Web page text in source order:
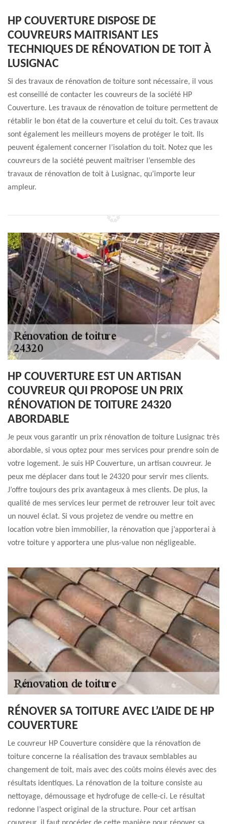
HP COUVERTURE DISPOSE DE
COUVREURS MAITRISANT LES
TECHNIQUES DE RÉNOVATION DE TOIT À
LUSIGNAC
Si des travaux de rénovation de toiture sont nécessaire, il vous
est conseillé de contacter les couvreurs de la société HP
Couverture. Les travaux de rénovation de toiture permettent de
rétablir le bon état de la couverture et celui du toit. Ces travaux
sont également les meilleurs moyens de protéger le toit. Ils
peuvent également concerner l’isolation du toit. Notez que les
couvreurs de la société peuvent maîtriser l’ensemble des
travaux de rénovation de toit à Lusignac, qu’importe leur
ampleur.
HP COUVERTURE EST UN ARTISAN
COUVREUR QUI PROPOSE UN PRIX
RÉNOVATION DE TOITURE 24320
ABORDABLE
Je peux vous garantir un prix rénovation de toiture Lusignac très
abordable, si vous optez pour mes services pour prendre soin de
votre logement. Je suis HP Couverture, un artisan couvreur. Je
peux me déplacer dans tout le 24320 pour servir mes clients.
J’offre toujours des prix avantageux à mes clients. De plus, la
qualité de mes services leur permet de retrouver leur toit avec
un nouvel éclat. Si vous projetez de vendre ou mettre en
location votre bien immobilier, la rénovation que j’apporterai à
votre toiture y apportera une plus-value non négligeable.
RÉNOVER SA TOITURE AVEC L’AIDE DE HP
COUVERTURE
Le couvreur HP Couverture considère que la rénovation de
toiture concerne la réalisation des travaux semblables au
changement de toit, mais avec des coûts moins élevés avec des
résultats identiques. La rénovation de la toiture consiste au
nettoyage, démoussage et hydrofuge de celle-ci. Le résultat
redonne l’aspect original de la structure. Pour cet artisan